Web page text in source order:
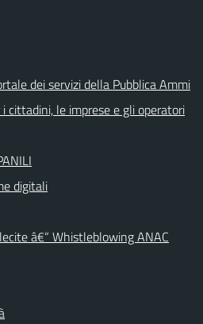
dei servizi della Pubblica Ammi
cittadini, le imprese e gli operatori
digitali
â€“ Whistleblowing ANAC